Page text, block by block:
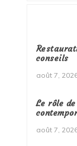
conseils
août 7,
Le rôle
août 7,